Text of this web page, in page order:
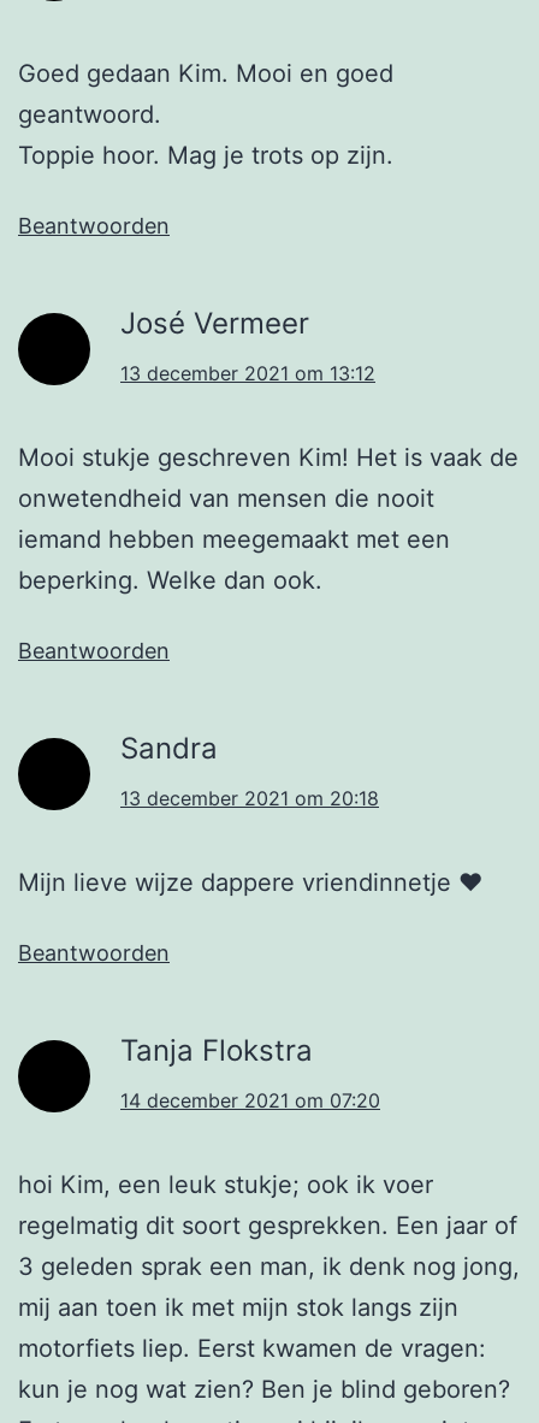
Goed gedaan Kim. Mooi en goed
geantwoord.
Toppie hoor. Mag je trots op zijn.
Beantwoorden
José Vermeer
13 december 2021 om 13:12
Mooi stukje geschreven Kim! Het is vaak de
onwetendheid van mensen die nooit
iemand hebben meegemaakt met een
beperking. Welke dan ook.
Beantwoorden
Sandra
13 december 2021 om 20:18
Mijn lieve wijze dappere vriendinnetje ❤️
Beantwoorden
Tanja Flokstra
14 december 2021 om 07:20
hoi Kim, een leuk stukje; ook ik voer
regelmatig dit soort gesprekken. Een jaar of
3 geleden sprak een man, ik denk nog jong,
mij aan toen ik met mijn stok langs zijn
motorfiets liep. Eerst kwamen de vragen:
kun je nog wat zien? Ben je blind geboren?